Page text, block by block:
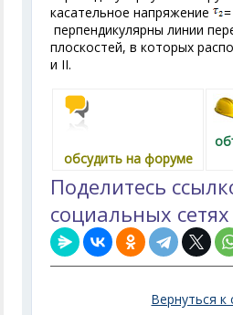
касательное напряжение
перпендикулярны линии
плоскостей, в которых
и II.
обсудить на форуме
Поделитесь
социальных сетях
Вернуться к